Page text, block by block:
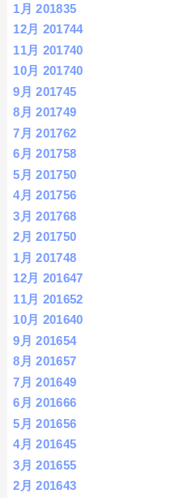
1月 201835
12月 201744
11月 201740
10月 201740
9月 201745
8月 201749
7月 201762
6月 201758
5月 201750
4月 201756
3月 201768
2月 201750
1月 201748
12月 201647
11月 201652
10月 201640
9月 201654
8月 201657
7月 201649
6月 201666
5月 201656
4月 201645
3月 201655
2月 201643